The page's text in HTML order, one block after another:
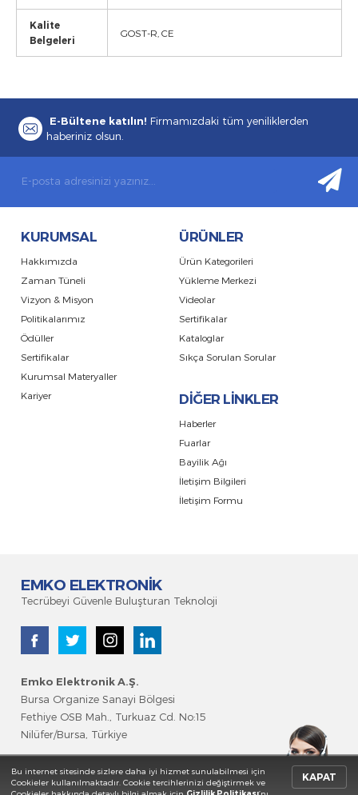
KAPAT
Bu internet sitesinde sizlere daha iyi hizmet sunulabilmesi için
Cookieler kullanılmaktadır. Cookie tercihlerinizi değiştirmek ve
Kalite
Belgeleri
GOST-R, CE
E-Bültene katılın! Firmamızdaki tüm yeniliklerden
haberiniz olsun.
KURUMSAL
Hakkımızda
Zaman Tüneli
Vizyon & Misyon
Politikalarımız
Ödüller
Sertifikalar
Kurumsal Materyaller
Kariyer
ÜRÜNLER
Ürün Kategorileri
Yükleme Merkezi
Videolar
Sertifikalar
Kataloglar
Sıkça Sorulan Sorular
DİĞER LİNKLER
Haberler
Fuarlar
Bayilik Ağı
İletişim Bilgileri
İletişim Formu
EMKO ELEKTRONİK
Tecrübeyi Güvenle Buluşturan Teknoloji
Emko Elektronik A.Ş.
Bursa Organize Sanayi Bölgesi
Fethiye OSB Mah., Turkuaz Cd. No:15
Nilüfer/Bursa, Türkiye